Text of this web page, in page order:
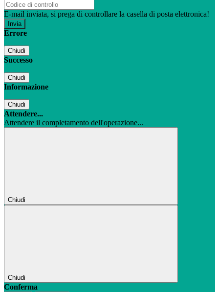
E-mail inviata, si prega di controllare la casella di posta elettronica!
Errore
Chiudi
Successo
Chiudi
Informazione
Chiudi
Attendere...
Attendere il completamento dell'operazione...
Chiudi
Chiudi
Conferma